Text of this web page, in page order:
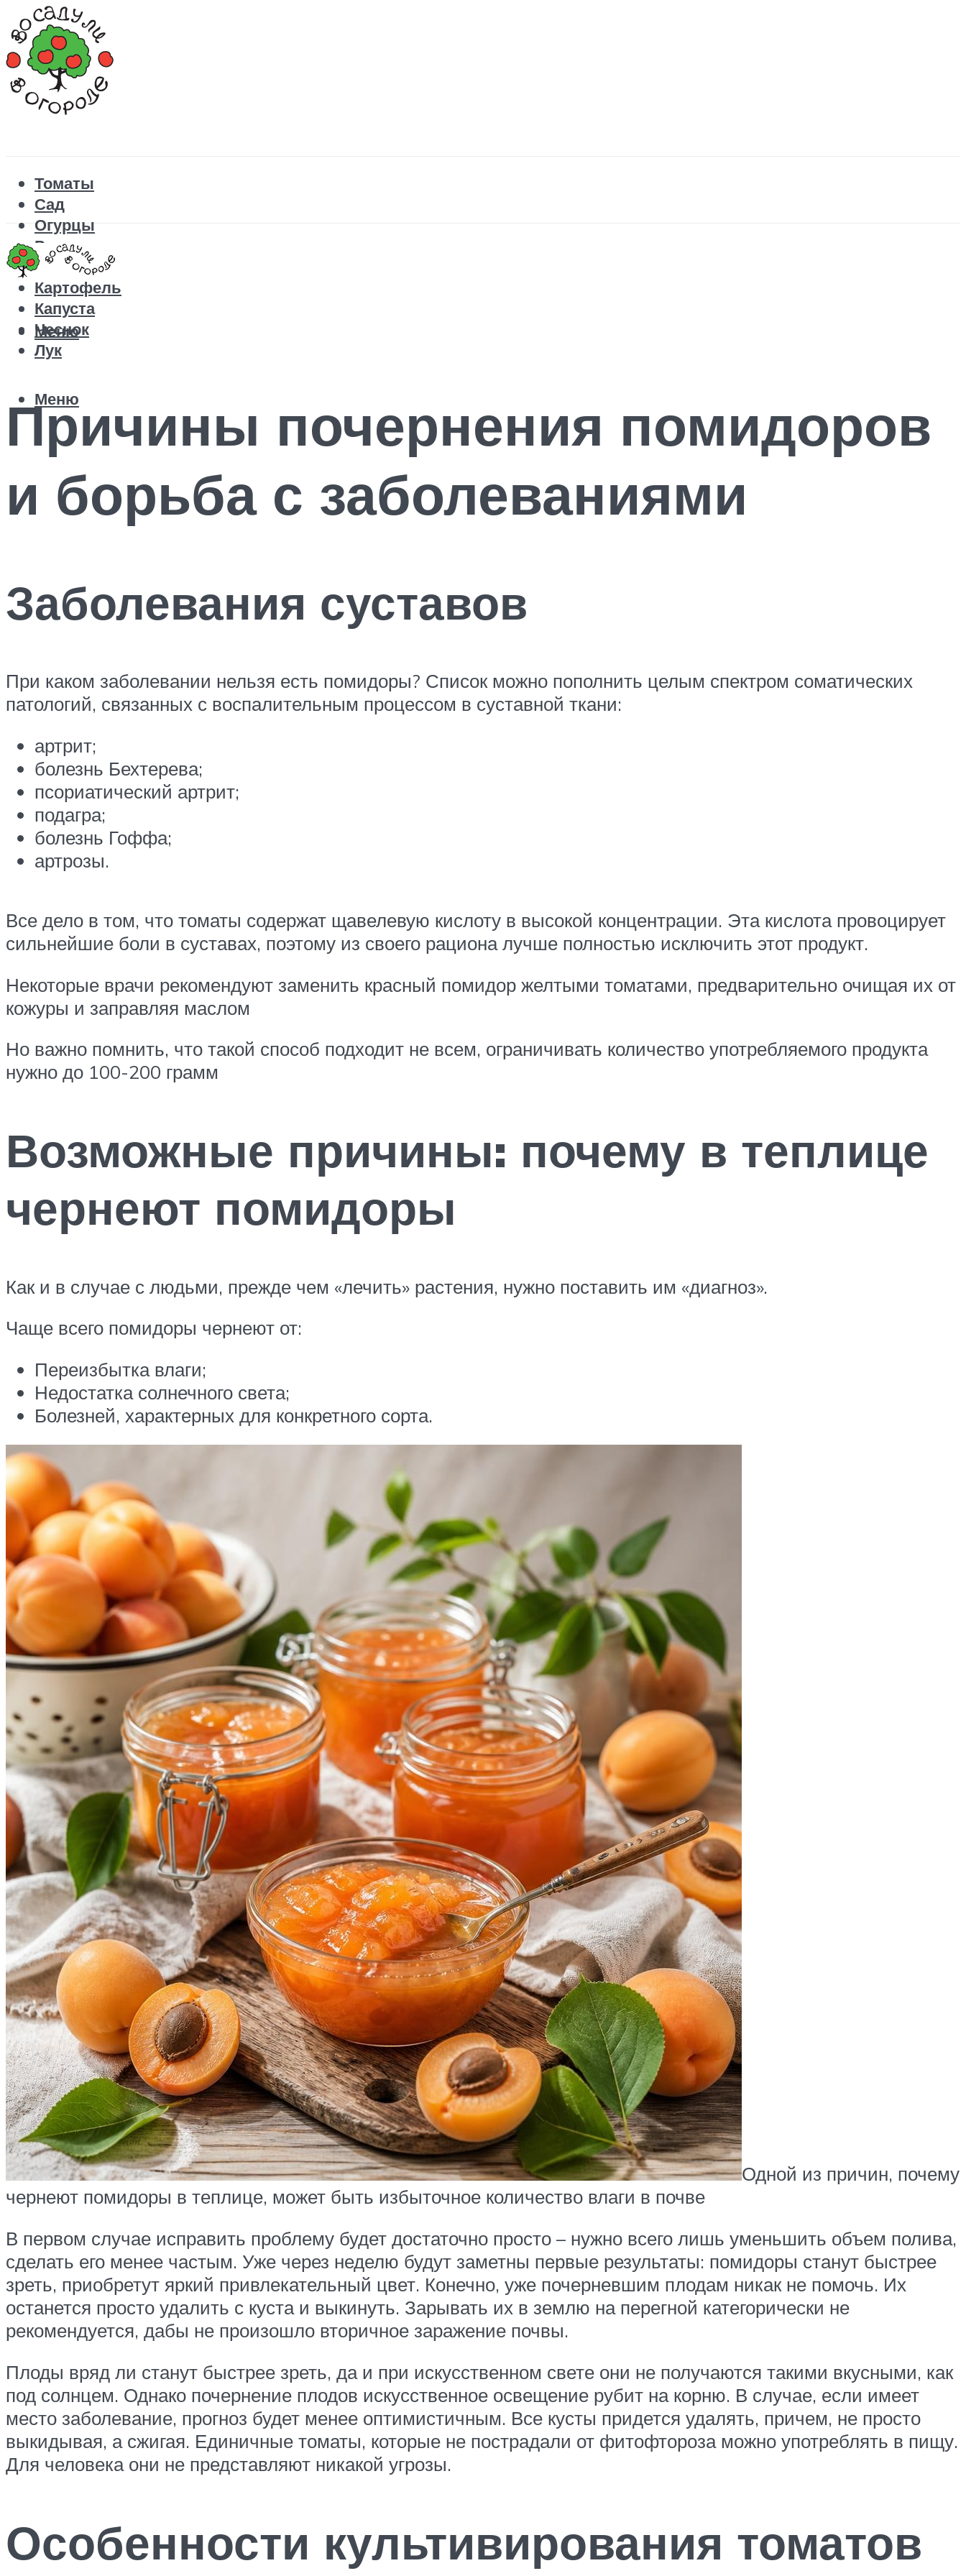
Томаты
Сад
Огурцы
Рецепты
Перец
Картофель
Капуста
Чеснок
Лук
Меню
Меню
Причины почернения помидоров
и борьба с заболеваниями
Заболевания суставов
При каком заболевании нельзя есть помидоры? Список можно пополнить целым спектром соматических
патологий, связанных с воспалительным процессом в суставной ткани:
артрит;
болезнь Бехтерева;
псориатический артрит;
подагра;
болезнь Гоффа;
артрозы.
Все дело в том, что томаты содержат щавелевую кислоту в высокой концентрации. Эта кислота провоцирует
сильнейшие боли в суставах, поэтому из своего рациона лучше полностью исключить этот продукт.
Некоторые врачи рекомендуют заменить красный помидор желтыми томатами, предварительно очищая их от
кожуры и заправляя маслом
Но важно помнить, что такой способ подходит не всем, ограничивать количество употребляемого продукта
нужно до 100-200 грамм
Возможные причины: почему в теплице
чернеют помидоры
Как и в случае с людьми, прежде чем «лечить» растения, нужно поставить им «диагноз».
Чаще всего помидоры чернеют от:
Переизбытка влаги;
Недостатка солнечного света;
Болезней, характерных для конкретного сорта.
Одной из причин, почему
чернеют помидоры в теплице, может быть избыточное количество влаги в почве
В первом случае исправить проблему будет достаточно просто – нужно всего лишь уменьшить объем полива,
сделать его менее частым. Уже через неделю будут заметны первые результаты: помидоры станут быстрее
зреть, приобретут яркий привлекательный цвет. Конечно, уже почерневшим плодам никак не помочь. Их
останется просто удалить с куста и выкинуть. Зарывать их в землю на перегной категорически не
рекомендуется, дабы не произошло вторичное заражение почвы.
Плоды вряд ли станут быстрее зреть, да и при искусственном свете они не получаются такими вкусными, как
под солнцем. Однако почернение плодов искусственное освещение рубит на корню. В случае, если имеет
место заболевание, прогноз будет менее оптимистичным. Все кусты придется удалять, причем, не просто
выкидывая, а сжигая. Единичные томаты, которые не пострадали от фитофтороза можно употреблять в пищу.
Для человека они не представляют никакой угрозы.
Особенности культивирования томатов